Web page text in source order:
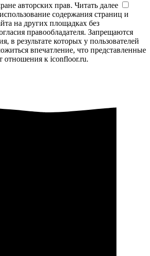
авторских прав. Читать далее
содержания страниц и
на других площадках без
правообладателя. Запрещаются
в результате которых у пользователей
впечатление, что представленные
отношения к iconfloor.ru.